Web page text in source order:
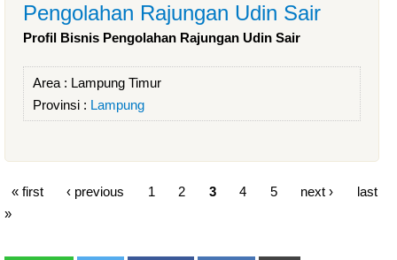
Pengolahan Rajungan Udin Sair
Profil Bisnis Pengolahan Rajungan Udin Sair
Area : Lampung Timur
Provinsi : Lampung
« first ‹ previous 1 2 3 4 5 next ›
last
»